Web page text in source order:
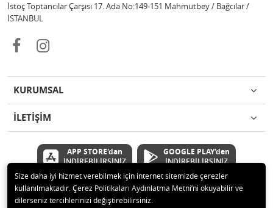
İstoç Toptancılar Çarşısı 17. Ada No:149-151 Mahmutbey / Bağcılar /
İSTANBUL
KURUMSAL
İLETİŞİM
APP STORE'dan
İNDİREBİLİRSİNİZ
GOOGLE PLAY'den
İNDİREBİLİRSİNİZ
© 2020 Çetinkaya Elektronik Kırtasiye Oyuncak San ve Tic.Ltd.Şti Tüm
Size daha iyi hizmet verebilmek için internet sitemizde çerezler
kullanılmaktadır. Çerez Politikaları Aydınlatma Metni’ni okuyabilir ve
dilerseniz tercihlerinizi değiştirebilirsiniz.